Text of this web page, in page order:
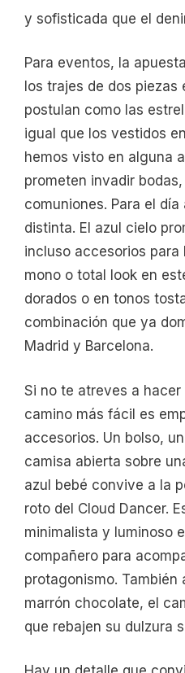
y sofisticada que el
Para eventos, la
los trajes de dos piezas
postulan como las
igual que los vestidos
hemos visto en alguna
prometen invadir
comuniones. Para el
distinta. El azul cielo
incluso accesorios para
mono o total look en
dorados o en tonos
combinación que ya
Madrid y Barcelona.
Si no te atreves a
camino más fácil es
accesorios. Un bolso,
camisa abierta sobre
azul bebé convive a la
roto del Cloud Dancer.
minimalista y luminoso
compañero para
protagonismo. También
marrón chocolate, el
que rebajen su dulzura